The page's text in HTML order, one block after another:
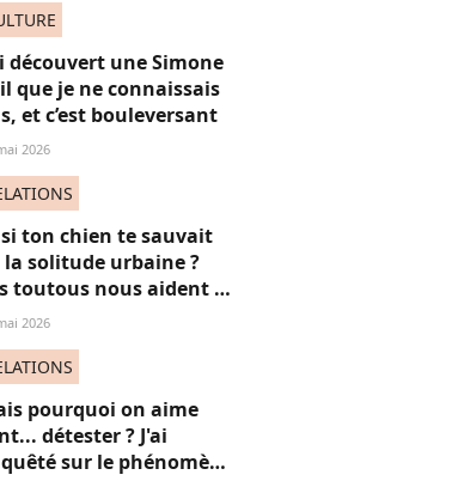
découvert une Simone
que je ne connaissais
et c’est bouleversant
2026
si ton chien te sauvait
la solitude urbaine ?
toutous nous aident à
du lien avec des
2026
pourquoi on aime
détester ? J'ai
sur le phénomène